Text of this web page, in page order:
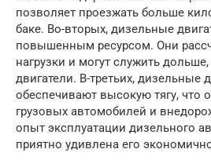
позволяет проезжать больше
баке. Во-вторых, дизельные
повышенным ресурсом. Они
нагрузки и могут служить
двигатели. В-третьих, дизельные
обеспечивают высокую тягу, что
грузовых автомобилей и
опыт эксплуатации дизельного
приятно удивлена его